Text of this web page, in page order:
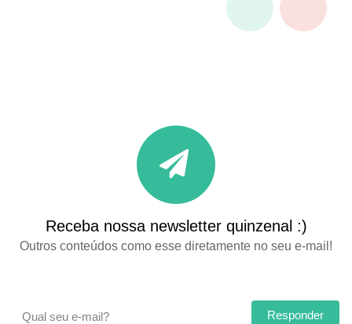
Receba nossa newsletter quinzenal :)
Outros conteúdos como esse diretamente no seu e-mail!
Responder